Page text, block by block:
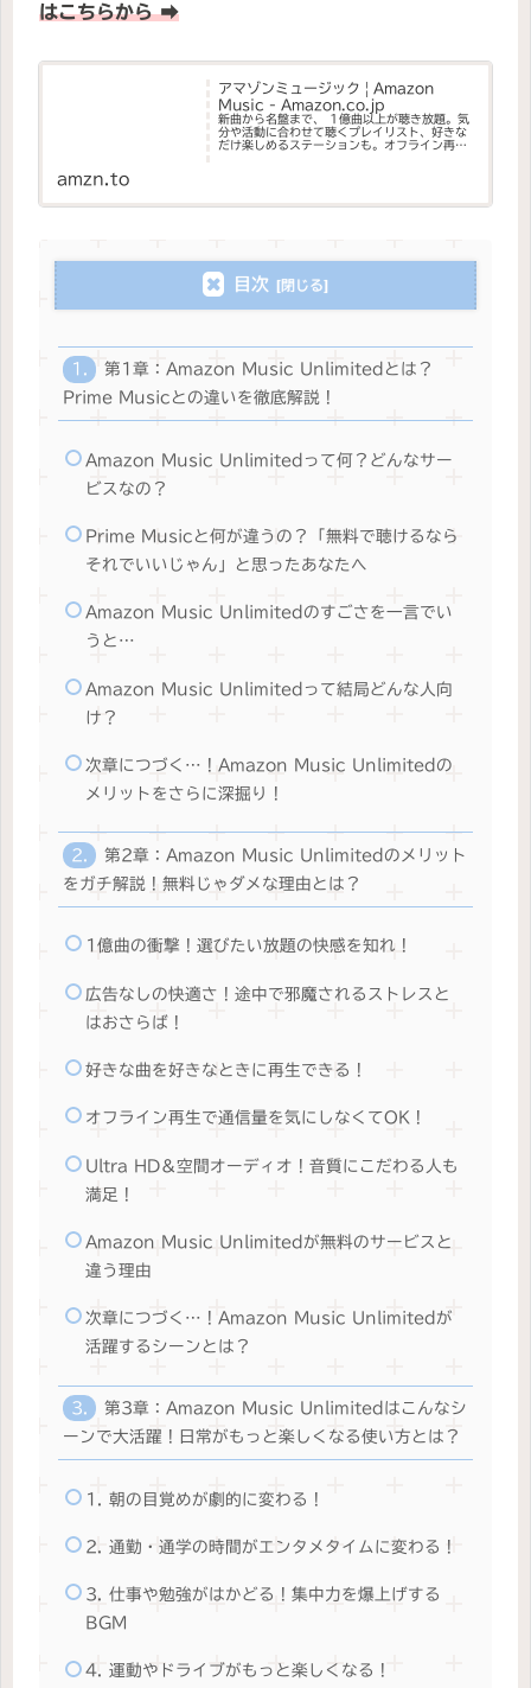
はこちらから ➡
アマゾンミュージック | Amazon
Music - Amazon.co.jp
新曲から名盤まで、 1億曲以上が聴き放題。気
分や活動に合わせて聴くプレイリスト、好きな
だけ楽しめるステーションも。オフライン再生
amzn.to
目次
第1章：Amazon Music Unlimitedとは？
Prime Musicとの違いを徹底解説！
Amazon Music Unlimitedって何？どんなサー
ビスなの？
Prime Musicと何が違うの？「無料で聴けるなら
それでいいじゃん」と思ったあなたへ
Amazon Music Unlimitedのすごさを一言でい
うと…
Amazon Music Unlimitedって結局どんな人向
け？
次章につづく…！Amazon Music Unlimitedの
メリットをさらに深掘り！
第2章：Amazon Music Unlimitedのメリット
をガチ解説！無料じゃダメな理由とは？
1億曲の衝撃！選びたい放題の快感を知れ！
広告なしの快適さ！途中で邪魔されるストレスと
はおさらば！
好きな曲を好きなときに再生できる！
オフライン再生で通信量を気にしなくてOK！
Ultra HD＆空間オーディオ！音質にこだわる人も
満足！
Amazon Music Unlimitedが無料のサービスと
違う理由
次章につづく…！Amazon Music Unlimitedが
活躍するシーンとは？
第3章：Amazon Music Unlimitedはこんなシ
ーンで大活躍！日常がもっと楽しくなる使い方とは？
1. 朝の目覚めが劇的に変わる！
2. 通勤・通学の時間がエンタメタイムに変わる！
3. 仕事や勉強がはかどる！集中力を爆上げする
BGM
4. 運動やドライブがもっと楽しくなる！